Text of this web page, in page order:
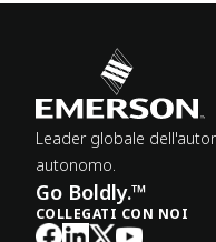
Leader globale
autonomo.
Go Boldly.™
COLLEGATI CON NOI